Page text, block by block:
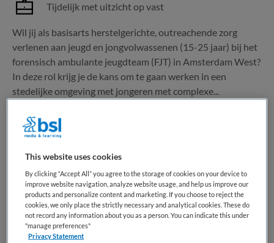
Tijdelijk met uitzicht op vast
Wil jij als basisarts herstelgerichte, outreachende zorg
verlenen aan jeugd en jongvolwassenen (15-25 jaar) bij het
forensisch ambulante jeugdteam (FJT) in Amsterdam West?
In deze rol krijg je de kans om te gaan werken in een
stedelijke omgeving met jongeren met complexe...
Bekijk vacature
Arts Obesitaskliniek
BKV,Rotterdam
This website uses cookies
By clicking “Accept All” you agree to the storage of cookies on your device to
improve website navigation, analyze website usage, and help us improve our
products and personalize content and marketing. If you choose to reject the
cookies, we only place the strictly necessary and analytical cookies. These do
not record any information about you as a person. You can indicate this under
"manage preferences"
Privacy Statement